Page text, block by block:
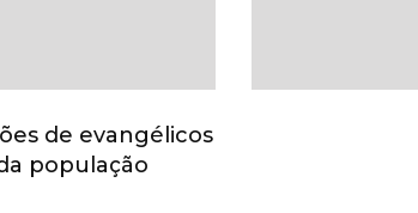
de evangélicos
população